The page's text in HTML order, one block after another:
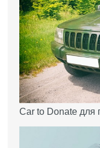
Car to Donate для